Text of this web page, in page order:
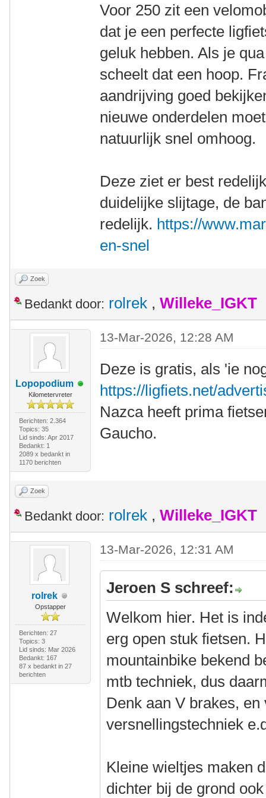
Voor 250 zit een
dat je een perfecte
geluk hebben. Als je
scheelt dat een hoop.
aandrijving goed
nieuwe onderdelen
natuurlijk snel omhoog.
Deze ziet er best
duidelijke slijtage, de
redelijk. https://
en-snel
Zoek
Bedankt door: rolrek , Willeke_IGKT
Lopopodium
Kilometervreter
Berichten: 2.364
Topics: 35
Lid sinds: Apr 2017
Bedankt: 1
2089 x bedankt in
1170 berichten
13-Mar-2026, 12:28 AM
Deze is gratis, als 'ie
https://ligfiets.net/
Nazca heeft prima
Gaucho.
Zoek
Bedankt door: rolrek , Willeke_IGKT
rolrek
Opstapper
Berichten: 27
Topics: 3
Lid sinds: Mar 2026
Bedankt: 167
87 x bedankt in 27
berichten
13-Mar-2026, 12:31 AM
Jeroen S schreef:
Welkom hier. Het is
erg open stuk fietsen.
mountainbike bekend
mtb techniek, dus
Denk aan V brakes, en
versnellingstechniek
Kleine wieltjes maken
dichter bij de grond